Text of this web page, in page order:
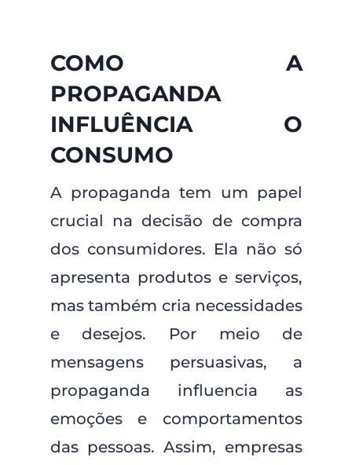
COMO A
PROPAGANDA
INFLUÊNCIA O
CONSUMO
A propaganda tem um papel
crucial na decisão de compra
dos consumidores. Ela não só
apresenta produtos e serviços,
mas também cria necessidades
e desejos. Por meio de
mensagens persuasivas, a
propaganda influencia as
emoções e comportamentos
das pessoas. Assim, empresas